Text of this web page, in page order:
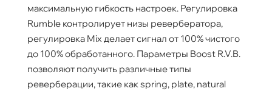
максимальную гибкость настроек. Регулировка
Rumble контролирует низы ревербератора,
регулировка Mix делает сигнал от 100% чистого
до 100% обработанного. Параметры Boost R.V.B.
позволяют получить различные типы
реверберации, такие как spring, plate, natural